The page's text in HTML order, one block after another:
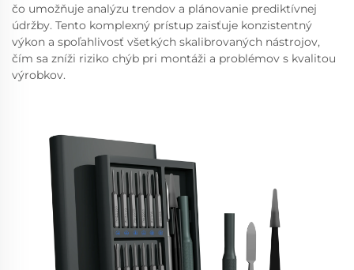
čo umožňuje analýzu trendov a plánovanie prediktívnej
údržby. Tento komplexný prístup zaisťuje konzistentný
výkon a spoľahlivosť všetkých skalibrovaných nástrojov,
čím sa zníži riziko chýb pri montáži a problémov s kvalitou
výrobkov.